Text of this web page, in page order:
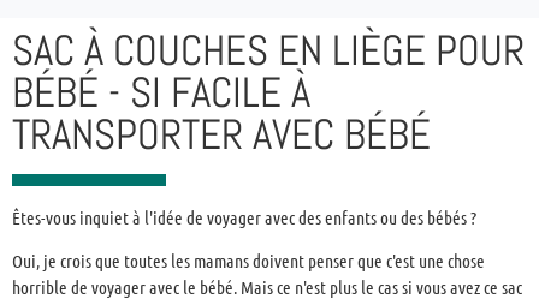
SAC À COUCHES EN LIÈGE POUR
BÉBÉ - SI FACILE À
TRANSPORTER AVEC BÉBÉ
Êtes-vous inquiet à l'idée de voyager avec des enfants ou des bébés ?
Oui, je crois que toutes les mamans doivent penser que c'est une chose
horrible de voyager avec le bébé. Mais ce n'est plus le cas si vous avez ce sac